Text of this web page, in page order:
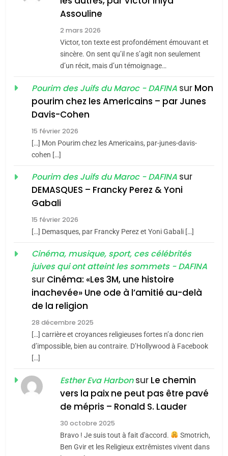
Zrihen-Dvir
CE QUI NOUS MANQUE –
Jacques Hadida
JUDAISME
Maroc : Les amandes de
Tafraout, le miel de Tadla
du terroir
Oeil ravageur – Vanessa
De Loya Stauber
«Tu dis génocide, je dis
guerre»: La nouvelle
chanson de Boy George
ISRAÉL JUDAISME
Accords d’Isaac:
l’alliance pourrait
s’étendre à 13 pays
d’Amérique latine
ISRAÉL JUDAISME
2025, l’année la plus
Assouline
2 mars 2026
Victor, ton texte est profondément émouvant et
sincère. On sent qu’il ne s’agit non seulement
d’un récit, mais d’un témoignage…
Pourim des Juifs du Maroc - DAFINA sur Mon
pourim chez les Americains – par Junes
Davis-Cohen
15 février 2026
[…] Mon Pourim chez les Americains, par-junes-davis-
cohen […]
Pourim des Juifs du Maroc - DAFINA sur
DEMASQUES – Francky Perez & Yoni
Gabali
15 février 2026
[…] Demasques, par Francky Perez et Yoni Gabali […]
Cinéma, musique, sport, ces célébrités
juives qui ont atteint les sommets - DAFINA
sur Cinéma: «Les 3M, une histoire
inachevée» Une ode à l’amitié au-delà
de la religion
28 décembre 2025
[…] carrière et croyances religieuses fortes n’a donc rien
d’impossible, bien au contraire. D’Hollywood à Facebook
[…]
Esther Eva Harbonsur Le chemin
vers la paix ne peut pas être pavé
de mépris – Ronald S. Lauder
30 octobre 2025
Bravo ! Je suis tout à fait d'accord.
Smotrich,
Ben Gvir et les Religieux extrêmistes vivent dans
meurtrière selon le rapport
l’antisémitisme
FIÈRE, DIGNE ET RÉSILIENTE :
POURQUOI JE REVENDIQUE
MA JUDAÏTE par Thérèse
Zrihen-Dvir
ISRAÉL
CE QUI NOUS MANQUE –
JUDAISME
Maroc : Les amandes de
Tafraout, le miel de Tadla
Azilal consacrés produits
DAFINA MAROC